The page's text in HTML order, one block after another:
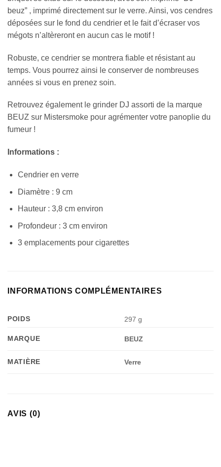
beuz” , imprimé directement sur le verre. Ainsi, vos cendres
déposées sur le fond du cendrier et le fait d’écraser vos
mégots n’altèreront en aucun cas le motif !
Robuste, ce cendrier se montrera fiable et résistant au
temps. Vous pourrez ainsi le conserver de nombreuses
années si vous en prenez soin.
Retrouvez également le grinder DJ assorti de la marque
BEUZ sur Mistersmoke pour agrémenter votre panoplie du
fumeur !
Informations :
Cendrier en verre
Diamètre : 9 cm
Hauteur : 3,8 cm environ
Profondeur : 3 cm environ
3 emplacements pour cigarettes
INFORMATIONS COMPLÉMENTAIRES
POIDS 297 g
MARQUE BEUZ
MATIÈRE Verre
AVIS (0)